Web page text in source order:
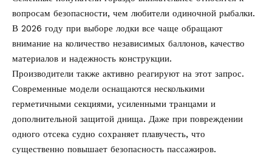
вопросам безопасности, чем любители одиночной рыбалки.
В 2026 году при выборе лодки все чаще обращают
внимание на количество независимых баллонов, качество
материалов и надежность конструкции.
Производители также активно реагируют на этот запрос.
Современные модели оснащаются несколькими
герметичными секциями, усиленными транцами и
дополнительной защитой днища. Даже при повреждении
одного отсека судно сохраняет плавучесть, что
существенно повышает безопасность пассажиров.